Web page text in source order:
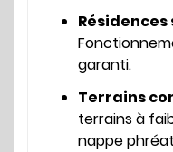
garanti.
Terrains
terrains à
nappe